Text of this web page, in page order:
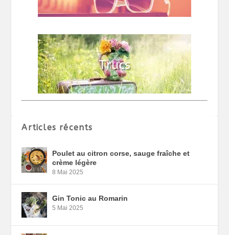
Articles récents
Poulet au citron corse, sauge fraîche et
crème légère
8 Mai 2025
Gin Tonic au Romarin
5 Mai 2025